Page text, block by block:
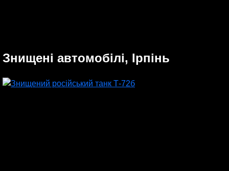
Знищені автомобілі, Ірпінь